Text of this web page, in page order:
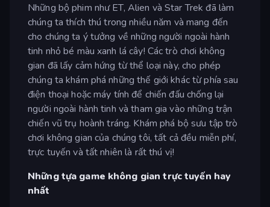
Những bộ phim như ET, Alien và Star Trek đã làm
chúng ta thích thú trong nhiều năm và mang đến
cho chúng ta ý tưởng về những người ngoài hành
tinh nhỏ bé màu xanh lá cây! Các trò chơi không
gian đã lấy cảm hứng từ thể loại này, cho phép
chúng ta khám phá những thế giới khác từ phía sau
điện thoại hoặc máy tính để chiến đấu chống lại
người ngoài hành tinh và tham gia vào những trận
chiến vũ trụ hoành tráng. Khám phá bộ sưu tập trò
chơi không gian của chúng tôi, tất cả đều miễn phí,
trực tuyến và tất nhiên là rất thú vị!
Những tựa game không gian trực tuyến hay
nhất